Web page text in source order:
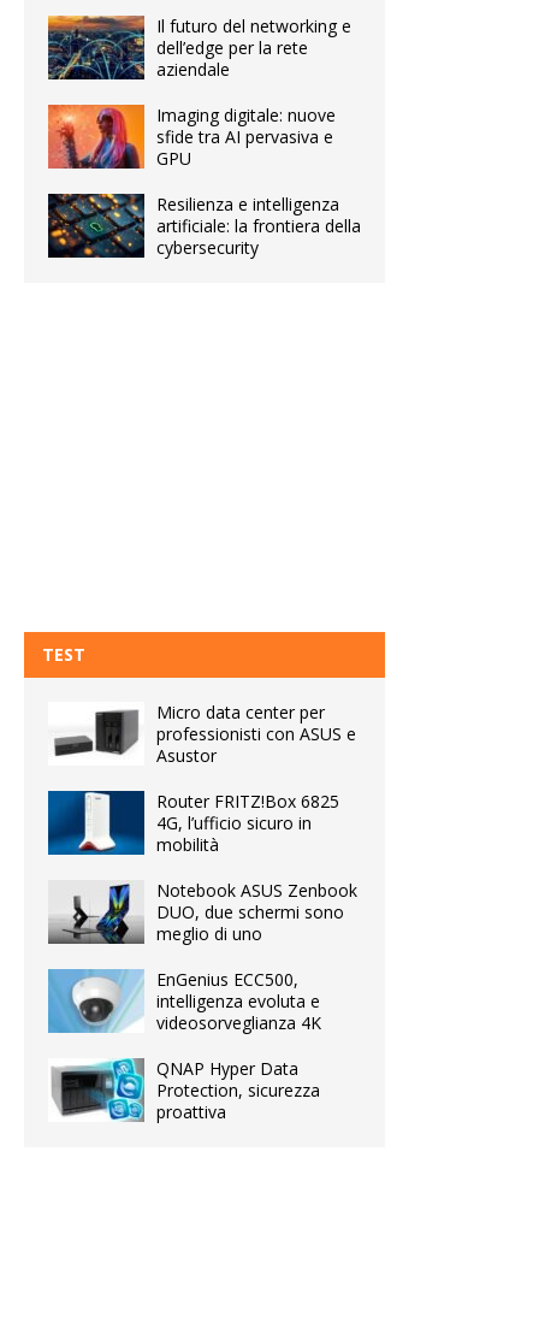
Il futuro del networking e
dell’edge per la rete
aziendale
Imaging digitale: nuove
sfide tra AI pervasiva e
GPU
Resilienza e intelligenza
artificiale: la frontiera della
cybersecurity
TEST
Micro data center per
professionisti con ASUS e
Asustor
Router FRITZ!Box 6825
4G, l’ufficio sicuro in
mobilità
Notebook ASUS Zenbook
DUO, due schermi sono
meglio di uno
EnGenius ECC500,
intelligenza evoluta e
videosorveglianza 4K
QNAP Hyper Data
Protection, sicurezza
proattiva